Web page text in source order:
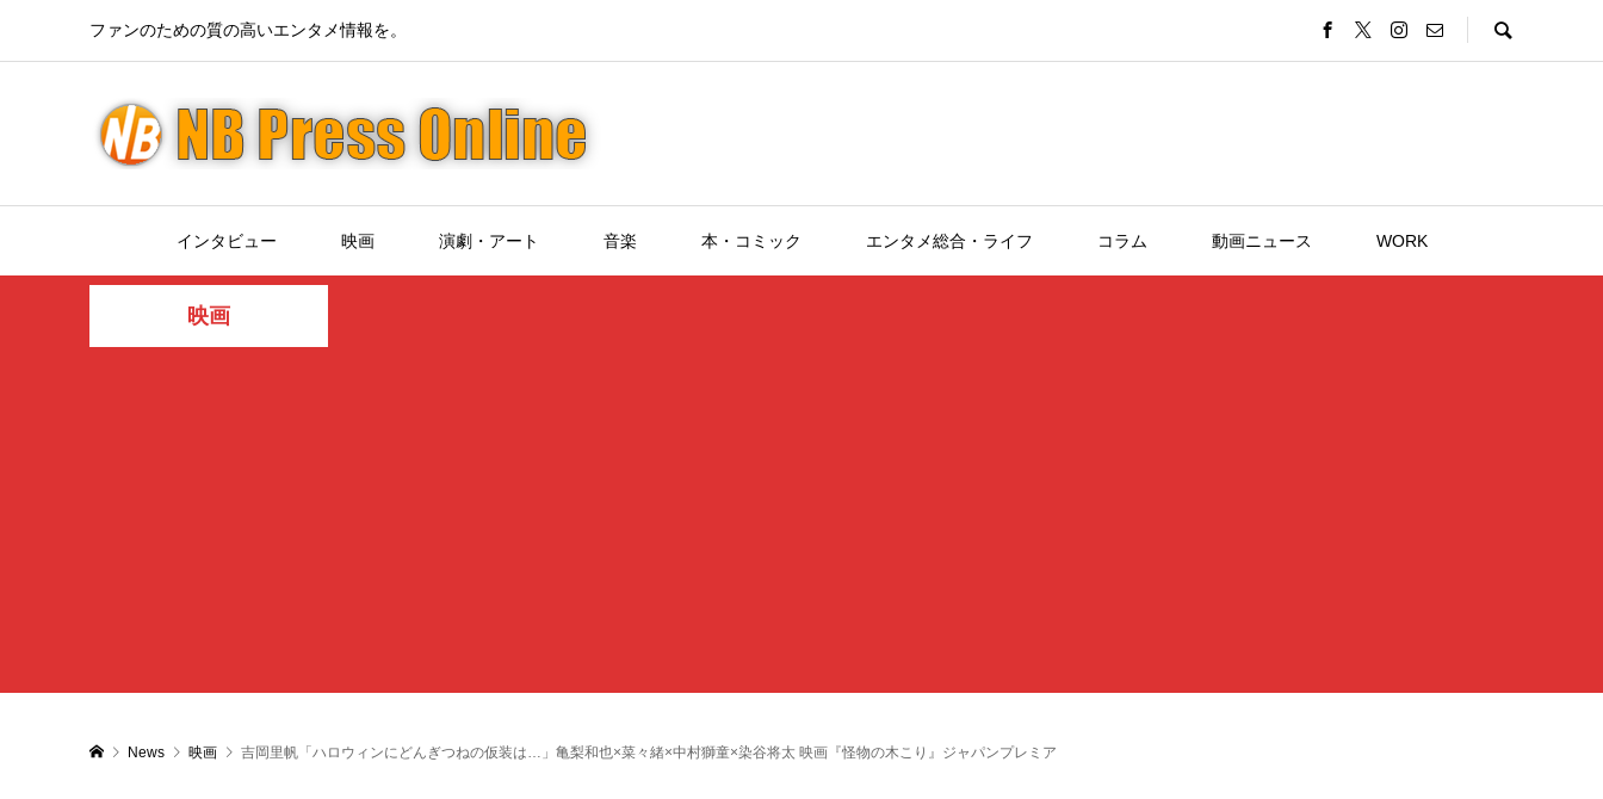
ファンのための質の高いエンタメ情報を。
インタビュー 映画 演劇・アート 音楽 本・コミック エンタメ総合・ライフ コラム 動画ニュース WORK
映画
News 映画 吉岡里帆「ハロウィンにどんぎつねの仮装は…」亀梨和也×菜々緒×中村獅童×染谷将太 映画『怪物の木こり』ジャパンプレミア